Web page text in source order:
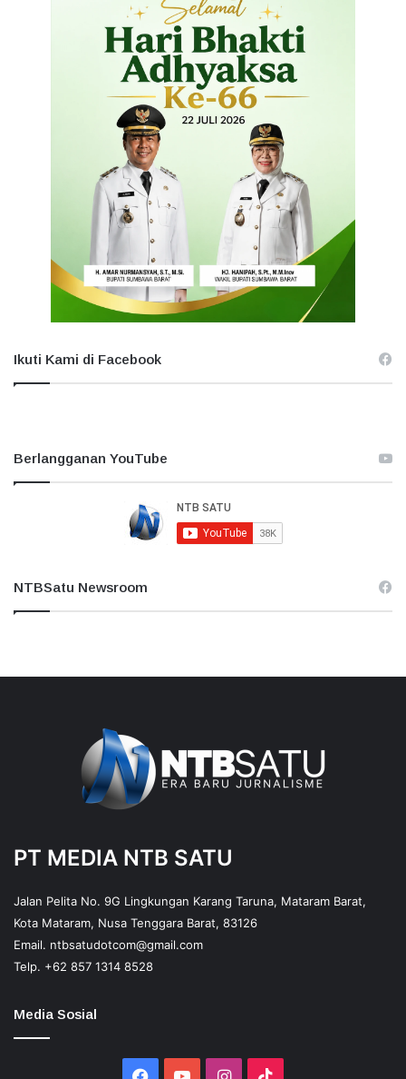
Ikuti Kami di Facebook
Berlangganan YouTube
NTBSatu Newsroom
PT MEDIA NTB SATU
Jalan Pelita No. 9G Lingkungan Karang Taruna, Mataram Barat,
Kota Mataram, Nusa Tenggara Barat, 83126
Email. ntbsatudotcom@gmail.com
Telp. +62 857 1314 8528
Media Sosial
Facebook
YouTubeInstagram